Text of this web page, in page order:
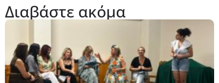
Διαβάστε ακόμα